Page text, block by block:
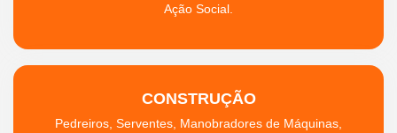
Ação Social.
CONSTRUÇÃO
Pedreiros, Serventes, Manobradores de Máquinas,